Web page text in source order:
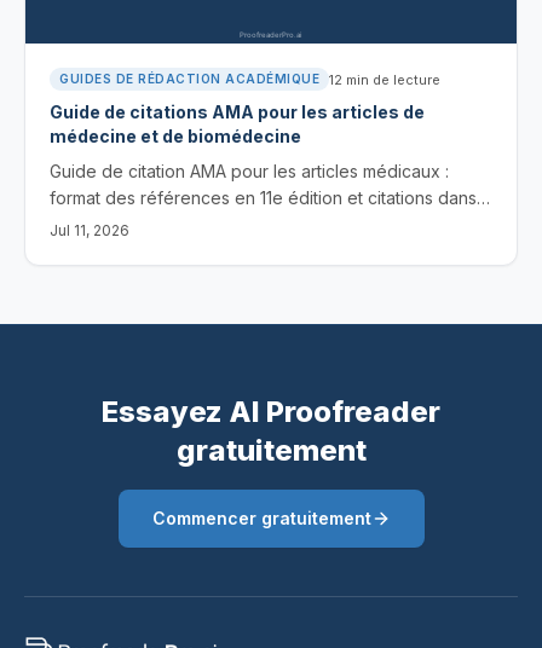
GUIDES DE RÉDACTION ACADÉMIQUE 12 min de lecture
Guide de citations AMA pour les articles de
médecine et de biomédecine
Guide de citation AMA pour les articles médicaux :
format des références en 11e édition et citations dans
le texte en exposant pour les revues, les livres, les
Jul 11, 2026
Essayez AI Proofreader
gratuitement
Commencer gratuitement